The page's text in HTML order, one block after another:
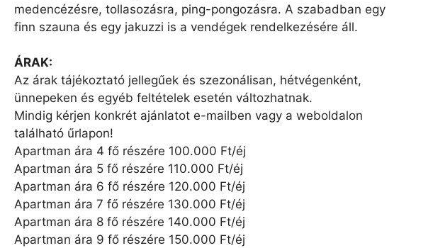
medencézésre, tollasozásra, ping-pongozásra. A szabadban egy
finn szauna és egy jakuzzi is a vendégek rendelkezésére áll.
ÁRAK:
Az árak tájékoztató jellegűek és szezonálisan, hétvégenként,
ünnepeken és egyéb feltételek esetén változhatnak.
Mindig kérjen konkrét ajánlatot e-mailben vagy a weboldalon
található űrlapon!
Apartman ára 4 fő részére 100.000 Ft/éj
Apartman ára 5 fő részére 110.000 Ft/éj
Apartman ára 6 fő részére 120.000 Ft/éj
Apartman ára 7 fő részére 130.000 Ft/éj
Apartman ára 8 fő részére 140.000 Ft/éj
Apartman ára 9 fő részére 150.000 Ft/éj